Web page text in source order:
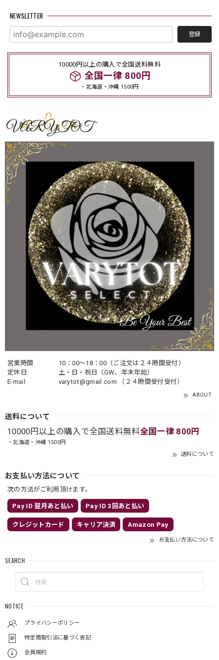
NEWSLETTER
登録
10000円以上の購入で全国送料無料
全国一律 800円
・北海道・沖縄 1500円
営業時間
10：00〜18：00（ご注文は２４時間受付）
定休日
土・日・祝日（GW、年末年始）
E-mail
varytot@gmail.com （２４時間受付受付）
ABOUT
送料について
10000円以上の購入で全国送料無料全国一律 800円
・北海道・沖縄 1500円
送料について
お支払い方法について
次の方法がご利用頂けます。
Pay ID 翌月あと払い Pay ID 3回あと払い
クレジットカード キャリア決済 Amazon Pay
お支払い方法について
SEARCH
NOTICE
プライバシーポリシー
特定商取引法に基づく表記
会員規約